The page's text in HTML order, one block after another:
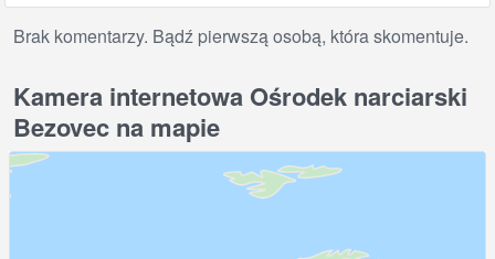
Brak komentarzy. Bądź pierwszą osobą, która skomentuje.
Kamera internetowa Ośrodek narciarski
Bezovec na mapie